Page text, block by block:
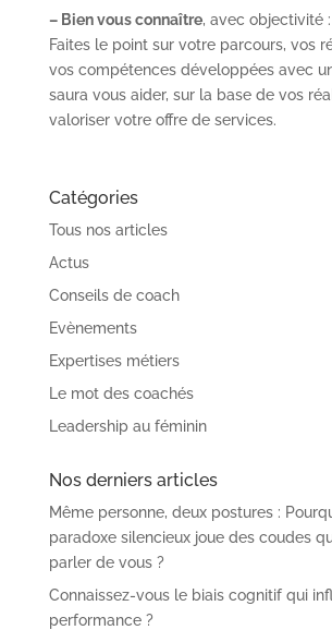
– Bien vous connaître, avec objectivité :
Faites le point sur votre parcours, vos
vos compétences développées avec
saura vous aider, sur la base de vos
valoriser votre offre de services.
Catégories
Tous nos articles
Actus
Conseils de coach
Evènements
Expertises métiers
Le mot des coachés
Leadership au féminin
Nos derniers articles
Même personne, deux postures :
paradoxe silencieux joue des coudes
parler de vous ?
Connaissez-vous le biais cognitif qui
performance ?